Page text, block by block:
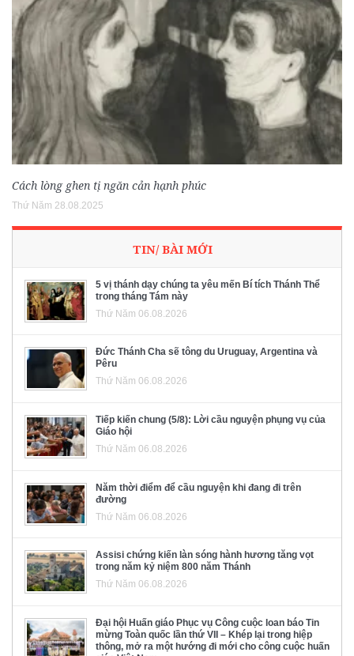
Cách lòng ghen tị ngăn cản hạnh phúc
Thứ Năm 28.08.2025
TIN/ BÀI MỚI
5 vị thánh dạy chúng ta yêu mến Bí tích Thánh Thể
trong tháng Tám này
Thứ Năm 06.08.2026
Đức Thánh Cha sẽ tông du Uruguay, Argentina và
Pêru
Thứ Năm 06.08.2026
Tiếp kiến chung (5/8): Lời cầu nguyện phụng vụ của
Giáo hội
Thứ Năm 06.08.2026
Năm thời điểm để cầu nguyện khi đang đi trên
đường
Thứ Năm 06.08.2026
Assisi chứng kiến làn sóng hành hương tăng vọt
trong năm kỷ niệm 800 năm Thánh
Thứ Năm 06.08.2026
Đại hội Huấn giáo Phục vụ Công cuộc loan báo Tin
mừng Toàn quốc lần thứ VII – Khép lại trong hiệp
thông, mở ra một hướng đi mới cho công cuộc huấn